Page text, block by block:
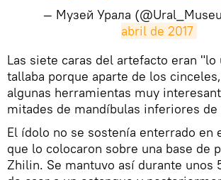
— Музей Урала
abril de 2017
​Las siete caras del artefacto eran
tallaba porque aparte de los
algunas herramientas muy
mitades de mandíbulas inferiores
El ídolo no se sostenía enterrado en
que lo colocaron sobre una base de
Zhilin. Se mantuvo así durante unos